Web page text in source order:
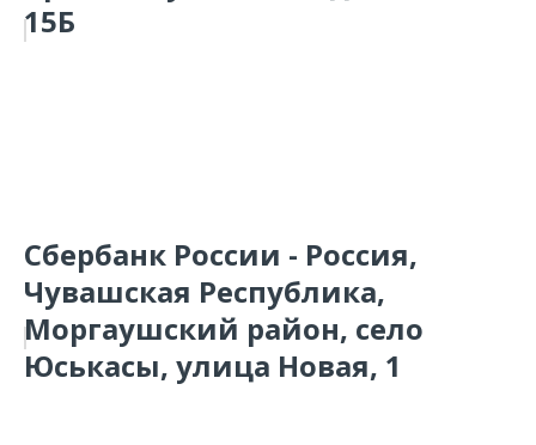
15Б
Сбербанк России - Россия,
Чувашская Республика,
Моргаушский район, село
Юськасы, улица Новая, 1